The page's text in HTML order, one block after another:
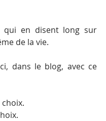
qui en disent long sur
de la vie.
dans le blog, avec ce
choix.